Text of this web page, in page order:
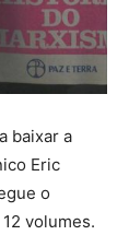
baixar a
Eric
o
volumes.